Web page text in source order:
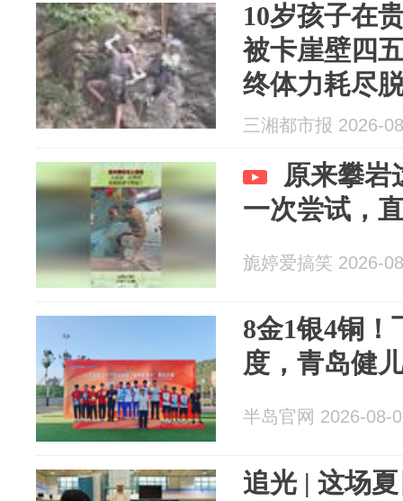
10岁孩子在
被卡崖壁四
终体力耗尽
所幸被游客
三湘都市报 2026-
原来攀岩
一次尝试，
旎婷爱搞笑 2026-
8金1银4铜
度，青岛健
半岛官网 2026-08-
追光 | 这场